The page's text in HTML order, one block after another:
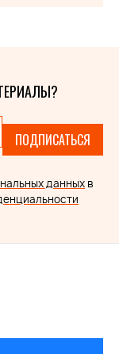
ПОДПИСАТЬСЯ
данных в